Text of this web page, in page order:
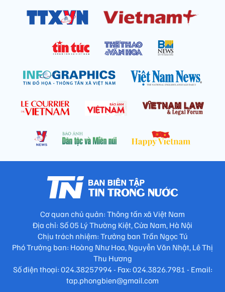
Cơ quan chủ quản: Thông tấn xã Việt Nam
Địa chỉ: Số 05 Lý Thường Kiệt, Cửa Nam, Hà Nội
Chịu trách nhiệm: Trưởng ban Trần Ngọc Tú
Phó Trưởng ban: Hoàng Như Hoa, Nguyễn Văn Nhật, Lê Thị
Thu Hương
Số điện thoại: 024.38257994 - Fax: 024.3826.7981 - Email:
tap.phongbien@gmail.com